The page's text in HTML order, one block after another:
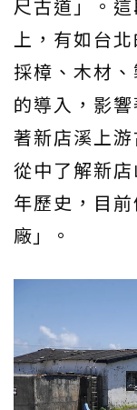
尺古道」。
上，有如台
採樟、木材
的導入，影
著新店溪上
從中了解新
年歷史，目
廠」。